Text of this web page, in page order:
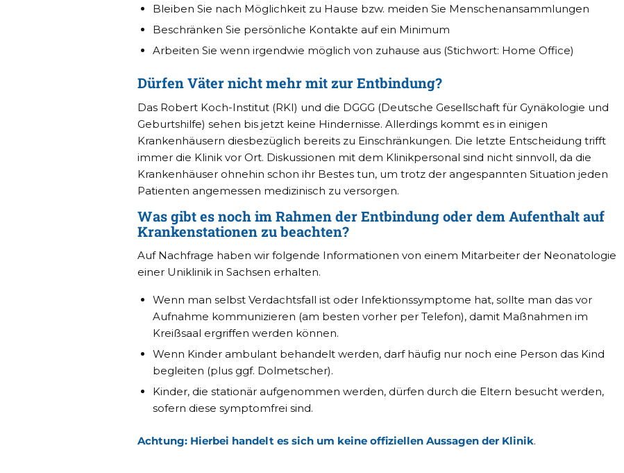
Bleiben Sie nach Möglichkeit zu Hause bzw. meiden Sie Menschenansammlungen
Beschränken Sie persönliche Kontakte auf ein Minimum
Arbeiten Sie wenn irgendwie möglich von zuhause aus (Stichwort: Home Office)
Dürfen Väter nicht mehr mit zur Entbindung?
Das Robert Koch-Institut (RKI) und die DGGG (Deutsche Gesellschaft für Gynäkologie und
Geburtshilfe) sehen bis jetzt keine Hindernisse. Allerdings kommt es in einigen
Krankenhäusern diesbezüglich bereits zu Einschränkungen. Die letzte Entscheidung trifft
immer die Klinik vor Ort. Diskussionen mit dem Klinikpersonal sind nicht sinnvoll, da die
Krankenhäuser ohnehin schon ihr Bestes tun, um trotz der angespannten Situation jeden
Patienten angemessen medizinisch zu versorgen.
Was gibt es noch im Rahmen der Entbindung oder dem Aufenthalt auf
Krankenstationen zu beachten?
Auf Nachfrage haben wir folgende Informationen von einem Mitarbeiter der Neonatologie
einer Uniklinik in Sachsen erhalten.
Wenn man selbst Verdachtsfall ist oder Infektionssymptome hat, sollte man das vor
Aufnahme kommunizieren (am besten vorher per Telefon), damit Maßnahmen im
Kreißsaal ergriffen werden können.
Wenn Kinder ambulant behandelt werden, darf häufig nur noch eine Person das Kind
begleiten (plus ggf. Dolmetscher).
Kinder, die stationär aufgenommen werden, dürfen durch die Eltern besucht werden,
sofern diese symptomfrei sind.
Achtung: Hierbei handelt es sich um keine offiziellen Aussagen der Klinik.